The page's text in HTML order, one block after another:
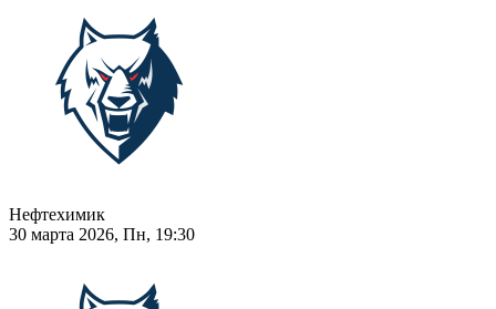
Нефтехимик
30 марта 2026, Пн, 19:30